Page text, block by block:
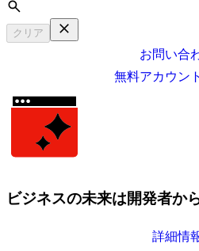
Search
クリア
お問い合
無料アカウン
ビジネスの未来は開発者か
詳細情